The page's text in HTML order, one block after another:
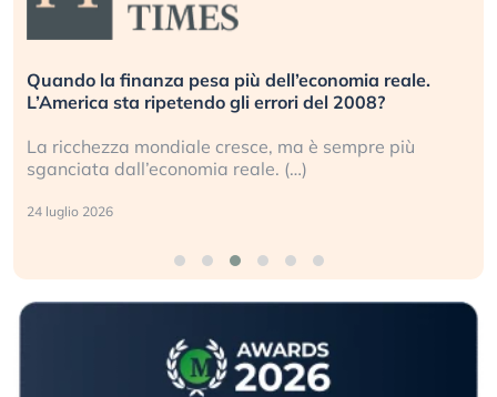
Quando la finanza pesa più dell’economia reale.
L’America sta ripetendo gli errori del 2008?
La ricchezza mondiale cresce, ma è sempre più
sganciata dall’economia reale. (…)
24 luglio 2026